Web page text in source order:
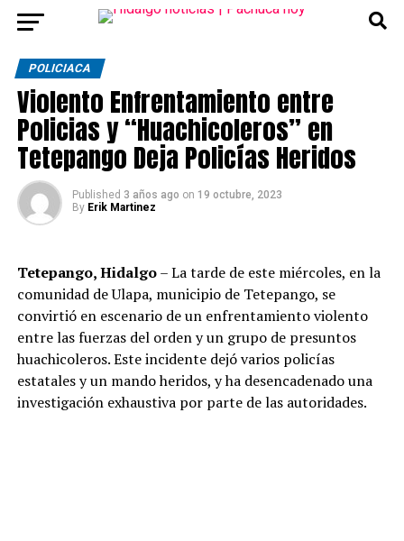
POLICIACA
Violento Enfrentamiento entre
Policias y “Huachicoleros” en
Tetepango Deja Policías Heridos
Published 3 años ago on 19 octubre, 2023
By Erik Martinez
Tetepango, Hidalgo– La tarde de este miércoles, en la
comunidad de Ulapa, municipio de Tetepango, se
convirtió en escenario de un enfrentamiento violento
entre las fuerzas del orden y un grupo de presuntos
huachicoleros. Este incidente dejó varios policías
estatales y un mando heridos, y ha desencadenado una
investigación exhaustiva por parte de las autoridades.